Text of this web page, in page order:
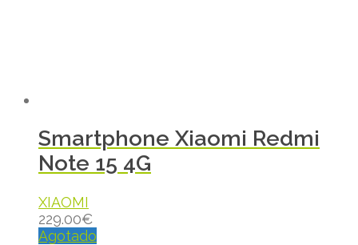
Smartphone Xiaomi Redmi
Note 15 4G
XIAOMI
229.00€
Agotado